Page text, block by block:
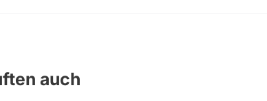
auch